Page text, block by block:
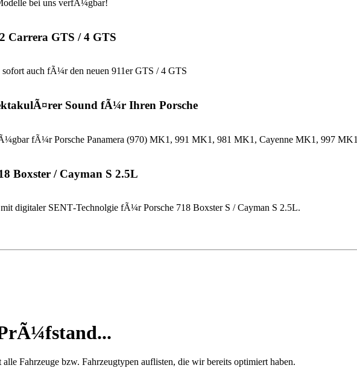
bei uns verfÃ¼gbar!
Carrera GTS / 4 GTS
auch fÃ¼r den neuen 911er GTS / 4 GTS
Sound fÃ¼r Ihren Porsche
fÃ¼r Porsche Panamera (970) MK1, 991 MK1, 981 MK1, Cayenne MK1, 997
Boxster / Cayman S 2.5L
digitaler SENT‐Technolgie fÃ¼r Porsche 718 Boxster S / Cayman S 2.5L.
Fahrzeuge bzw. Fahrzeugtypen auflisten, die wir bereits optimiert haben.